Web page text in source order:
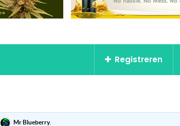
Registreren
Mr Blueberry.